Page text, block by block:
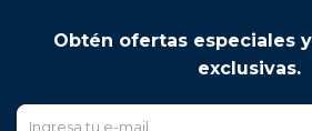
Obtén ofertas especiales
exclusivas.